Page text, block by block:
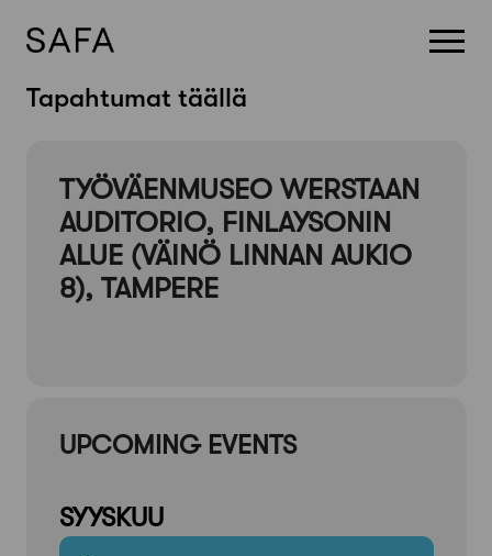
SkipTapahtumat täällä
TYÖVÄENMUSEO WERSTAAN
AUDITORIO, FINLAYSONIN
ALUE (VÄINÖ LINNAN AUKIO
8), TAMPERE
UPCOMING EVENTS
SYYSKUU